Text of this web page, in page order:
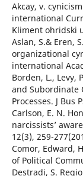
Akcay, v.
international
Kliment ohridski
Aslan, S.& Eren,
organizational
international
Borden, L., Levy,
and Subordinate
Processes. J Bus
Carlson, E. N.
narcissists’
12(3), 259-
Comor, Edward,
of Political
Destradi, S.